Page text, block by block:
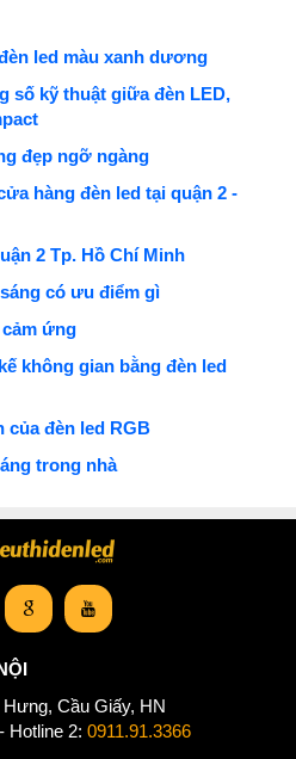
led màu xanh dương
số kỹ thuật giữa đèn LED,
đẹp ngỡ ngàng
hàng đèn led tại quận 2 -
2 Tp. Hồ Chí Minh
có ưu điểm gì
ứng
không gian bằng đèn led
của đèn led RGB
trong nhà
Cầu Giấy, HN
- Hotline 2: 0911.91.3366